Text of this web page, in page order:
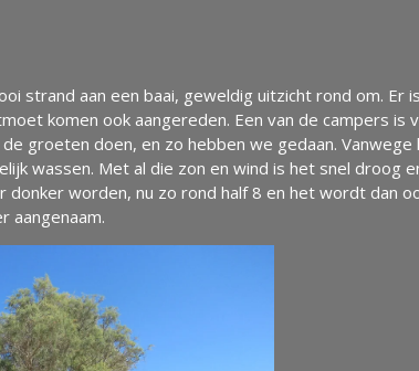
strand aan een baai, geweldig uitzicht rond om. Er
komen ook aangereden. Een van de campers is
groeten doen, en zo hebben we gedaan.
wassen. Met al die zon en wind is het snel droog
worden, nu zo rond half 8 en het wordt dan
aangenaam.